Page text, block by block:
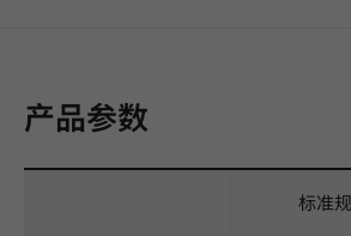
产品参数
标准